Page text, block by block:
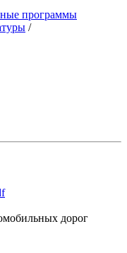
программы
/
дорог